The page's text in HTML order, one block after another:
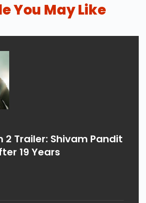
You May Like
2 Trailer: Shivam Pandit
19 Years